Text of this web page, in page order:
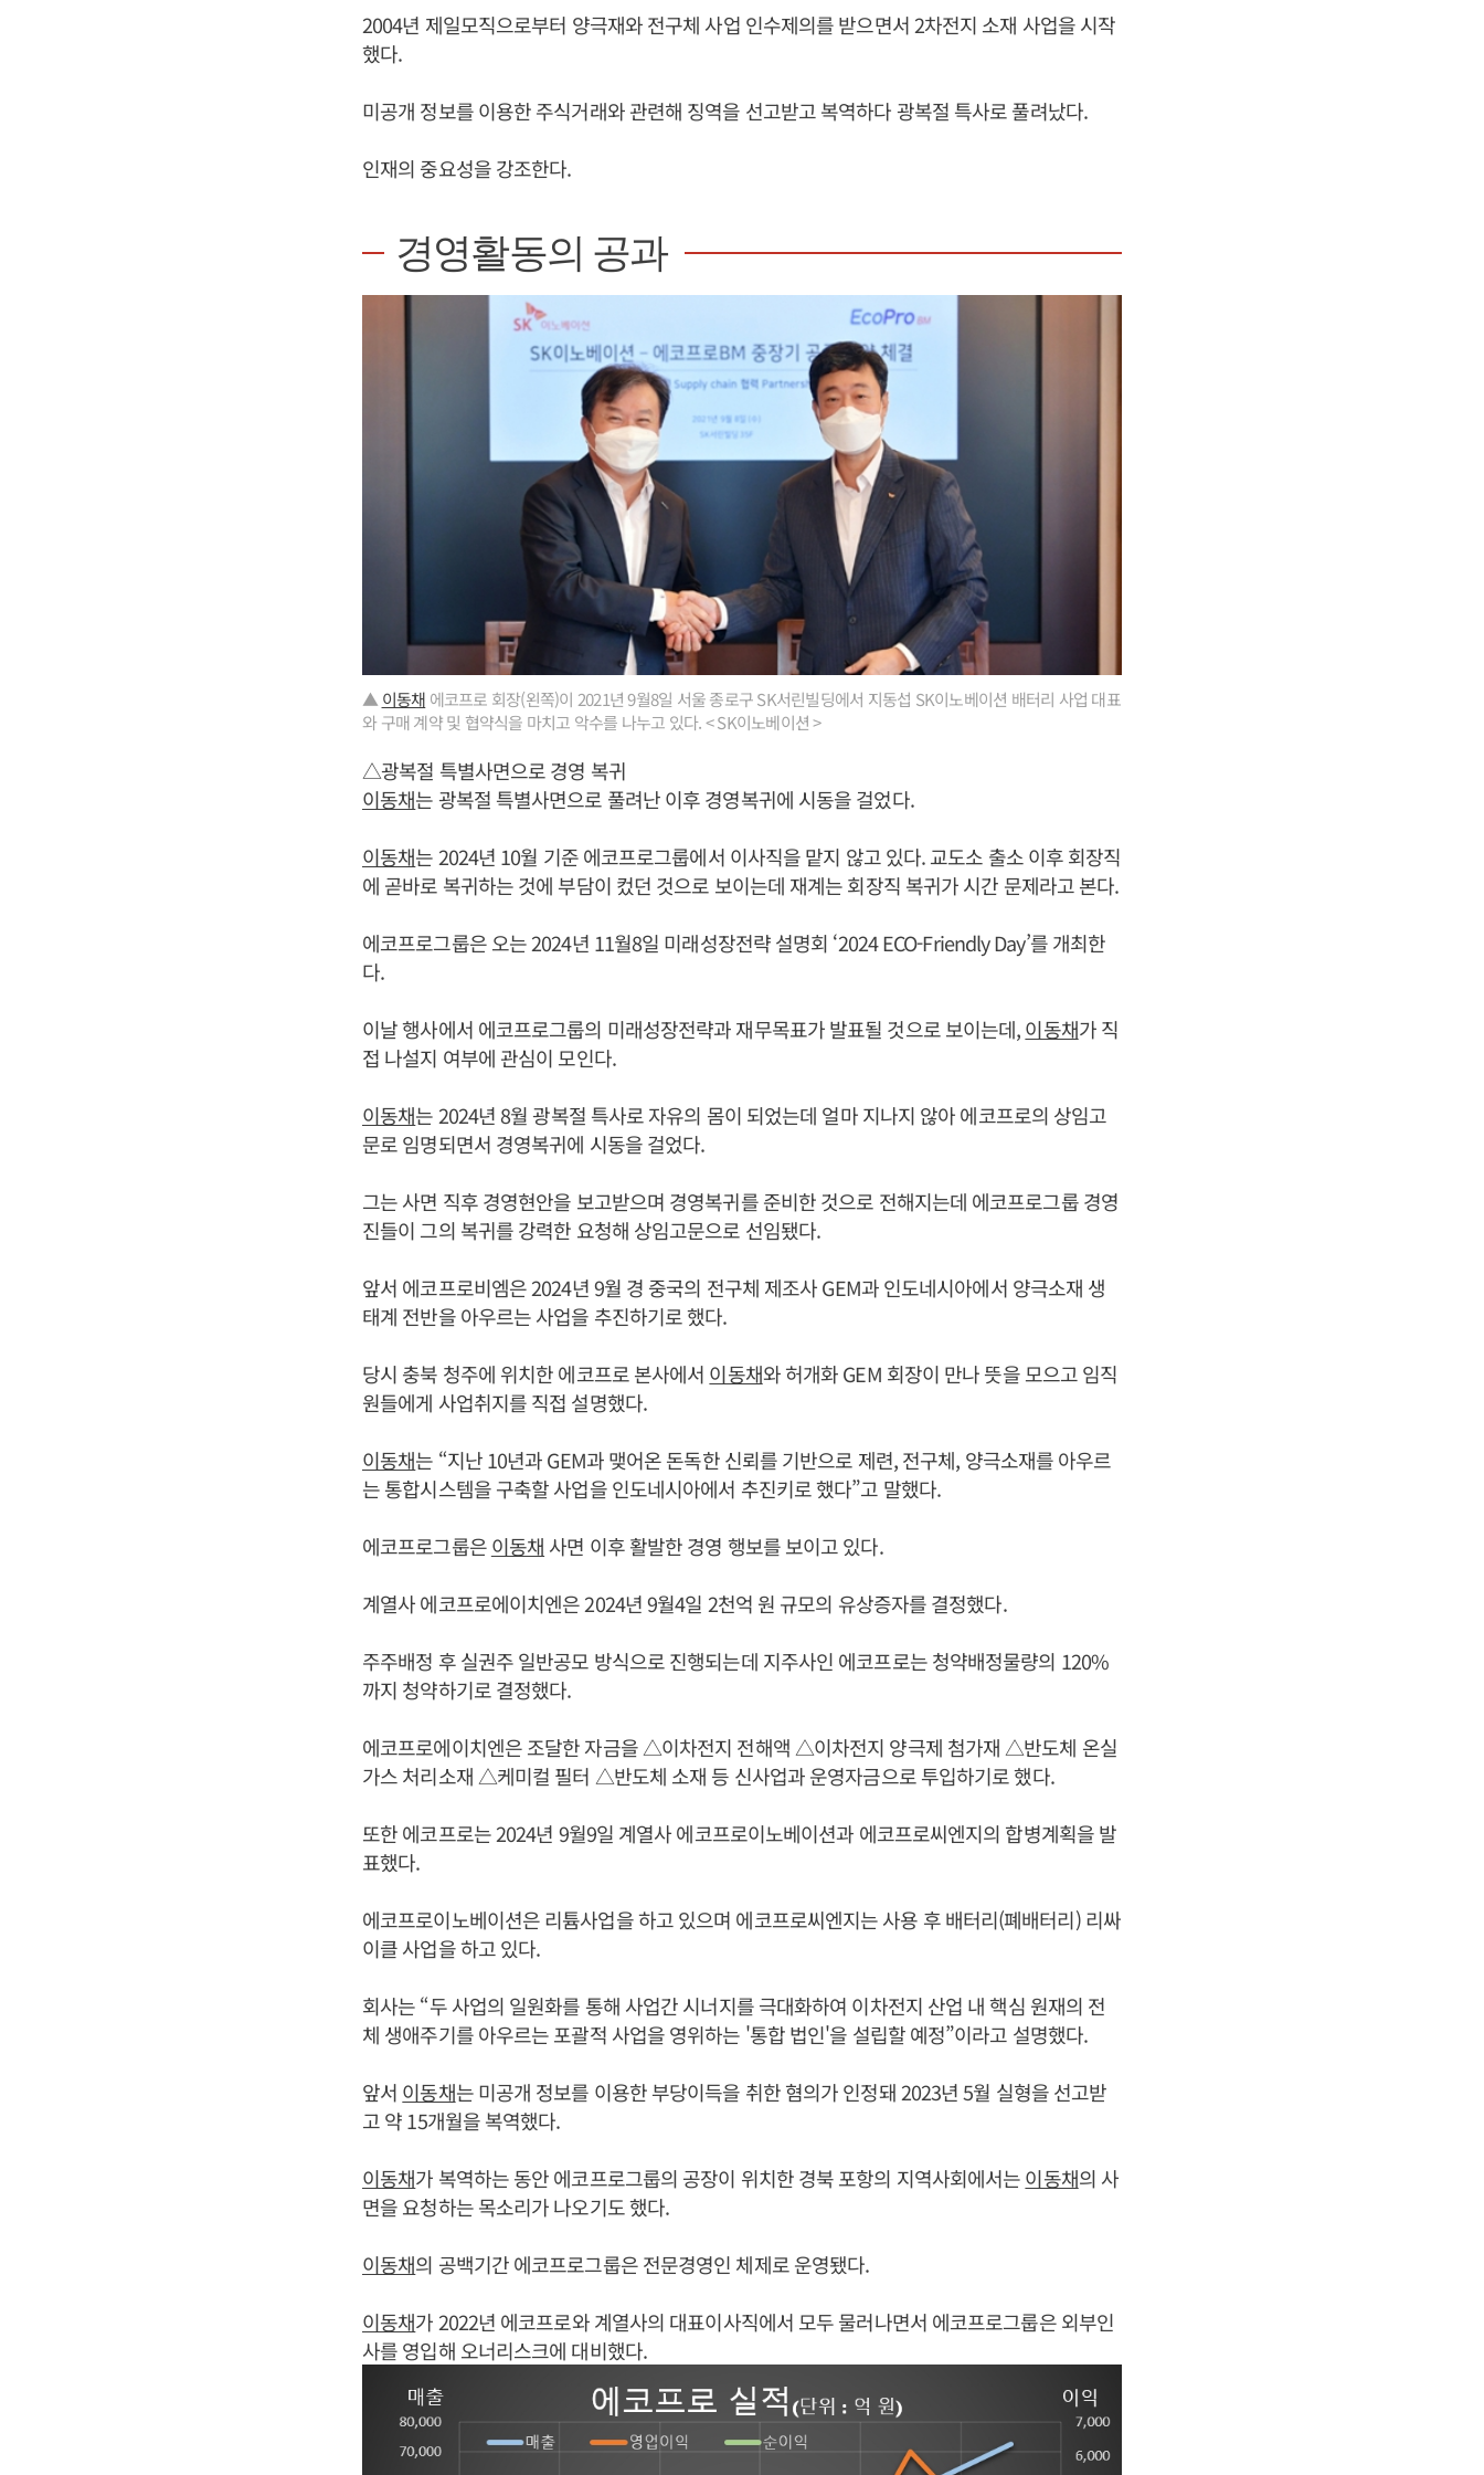
2004년 제일모직으로부터 양극재와 전구체 사업 인수제의를 받으면서 2차전지 소재 사업을 시작
했다.
미공개 정보를 이용한 주식거래와 관련해 징역을 선고받고 복역하다 광복절 특사로 풀려났다.
인재의 중요성을 강조한다.
경영활동의 공과
▲ 이동채 에코프로 회장(왼쪽)이 2021년 9월8일 서울 종로구 SK서린빌딩에서 지동섭 SK이노베이션 배터리 사업 대표
와 구매 계약 및 협약식을 마치고 악수를 나누고 있다. < SK이노베이션 >
△광복절 특별사면으로 경영 복귀
이동채는 광복절 특별사면으로 풀려난 이후 경영복귀에 시동을 걸었다.
이동채는 2024년 10월 기준 에코프로그룹에서 이사직을 맡지 않고 있다. 교도소 출소 이후 회장직
에 곧바로 복귀하는 것에 부담이 컸던 것으로 보이는데 재계는 회장직 복귀가 시간 문제라고 본다.
에코프로그룹은 오는 2024년 11월8일 미래성장전략 설명회 ‘2024 ECO-Friendly Day’를 개최한
다.
이날 행사에서 에코프로그룹의 미래성장전략과 재무목표가 발표될 것으로 보이는데,이동채가 직
접 나설지 여부에 관심이 모인다.
이동채는 2024년 8월 광복절 특사로 자유의 몸이 되었는데 얼마 지나지 않아 에코프로의 상임고
문로 임명되면서 경영복귀에 시동을 걸었다.
그는 사면 직후 경영현안을 보고받으며 경영복귀를 준비한 것으로 전해지는데 에코프로그룹 경영
진들이 그의 복귀를 강력한 요청해 상임고문으로 선임됐다.
앞서 에코프로비엠은 2024년 9월 경 중국의 전구체 제조사 GEM과 인도네시아에서 양극소재 생
태계 전반을 아우르는 사업을 추진하기로 했다.
당시 충북 청주에 위치한 에코프로 본사에서 이동채와 허개화 GEM 회장이 만나 뜻을 모으고 임직
원들에게 사업취지를 직접 설명했다.
이동채는 “지난 10년과 GEM과 맺어온 돈독한 신뢰를 기반으로 제련, 전구체, 양극소재를 아우르
는 통합시스템을 구축할 사업을 인도네시아에서 추진키로 했다”고 말했다.
에코프로그룹은이동채 사면 이후 활발한 경영 행보를 보이고 있다.
계열사 에코프로에이치엔은 2024년 9월4일 2천억 원 규모의 유상증자를 결정했다.
주주배정 후 실권주 일반공모 방식으로 진행되는데 지주사인 에코프로는 청약배정물량의 120%
까지 청약하기로 결정했다.
에코프로에이치엔은 조달한 자금을 △이차전지 전해액 △이차전지 양극제 첨가재 △반도체 온실
가스 처리소재 △케미컬 필터 △반도체 소재 등 신사업과 운영자금으로 투입하기로 했다.
또한 에코프로는 2024년 9월9일 계열사 에코프로이노베이션과 에코프로씨엔지의 합병계획을 발
표했다.
에코프로이노베이션은 리튬사업을 하고 있으며 에코프로씨엔지는 사용 후 배터리(폐배터리) 리싸
이클 사업을 하고 있다.
회사는 “두 사업의 일원화를 통해 사업간 시너지를 극대화하여 이차전지 산업 내 핵심 원재의 전
체 생애주기를 아우르는 포괄적 사업을 영위하는 '통합 법인'을 설립할 예정”이라고 설명했다.
앞서 이동채는 미공개 정보를 이용한 부당이득을 취한 혐의가 인정돼 2023년 5월 실형을 선고받
고 약 15개월을 복역했다.
이동채가 복역하는 동안 에코프로그룹의 공장이 위치한 경북 포항의 지역사회에서는이동채의 사
면을 요청하는 목소리가 나오기도 했다.
이동채의 공백기간 에코프로그룹은 전문경영인 체제로 운영됐다.
이동채가 2022년 에코프로와 계열사의 대표이사직에서 모두 물러나면서 에코프로그룹은 외부인
사를 영입해 오너리스크에 대비했다.